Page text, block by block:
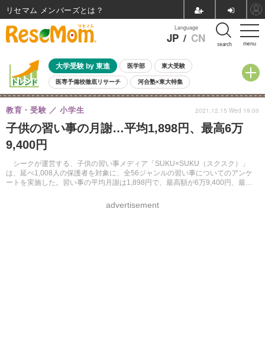
menu
Language
JP / CN search
大学受験 by 東進 医学部 東大受験
医専予備校徹底リサーチ 河合塾×東大特集
親子で考える大学選び 高校受験 中学受験 小学校受験
共通テスト 夏休み
8月開催イベント・WS 全国公立高校 過去問 人気記事
自由研究教材（小学生向け）
子供の習い事の月謝…平均1,898円、最高6万
9,400円
シークが運営する、子供の習い事メディア「SUKU×SUKU（スクスク）」
は、延べ1,008人の保護者を対象に、全56ジャンルの習い事についてのアンケ
ートを実施した。習い事の平均月謝は1,898円で、最高額が6万9,400円、最低
教育・受験 小学生
advertisement
2021.12.15 Wed 19:00
リセマム メンバーズ